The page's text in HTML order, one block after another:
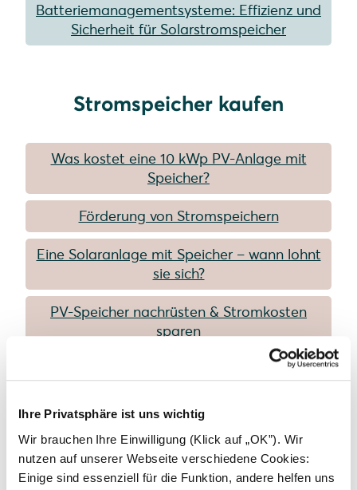
Ihre Privatsphäre ist uns wichtig
Wir brauchen Ihre Einwilligung (Klick auf „OK”). Wir
nutzen auf unserer Webseite verschiedene Cookies:
Einige sind essenziell für die Funktion, andere helfen uns
Batteriemanagementsysteme: Effizienz und
Sicherheit für Solarstromspeicher
Stromspeicher kaufen
Was kostet eine 10 kWp PV-Anlage mit
Speicher?
Förderung von Stromspeichern
Eine Solaranlage mit Speicher – wann lohnt
sie sich?
PV-Speicher nachrüsten & Stromkosten
sparen
Batteriespeicher: Alles, was Sie vor dem Kauf
Sonstiges